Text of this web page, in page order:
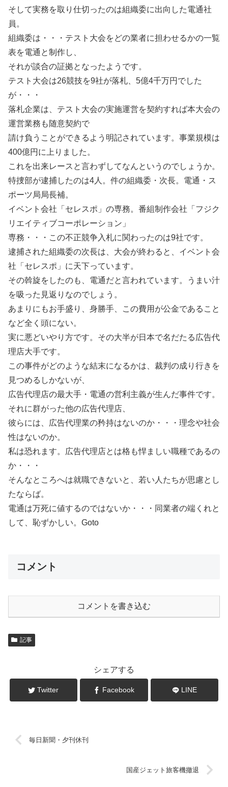
そして実務を取り仕切ったのは組織委に出向した電通社
員。
組織委は・・・テスト大会をどの業者に担わせるかの一覧
表を電通と制作し、
それが談合の証拠となったようです。
テスト大会は26競技を9社が落札、5億4千万円でした
が・・・
落札企業は、テスト大会の実施運営を契約すれば本大会の
運営業務も随意契約で
請け負うことができるよう明記されています。事業規模は
400億円に上りました。
これを出来レースと言わずしてなんというのでしょうか。
特捜部が逮捕したのは4人。件の組織委・次長。電通・ス
ポーツ局局長補。
イベント会社「セレスポ」の専務。番組制作会社「フジク
リエイティブコーポレーション」
専務・・・この不正競争入札に関わったのは9社です。
逮捕された組織委の次長は、大会が終わると、イベント会
社「セレスポ」に天下っています。
その斡旋をしたのも、電通だと言われています。うまい汁
を吸った見返りなのでしょう。
あまりにもお手盛り、身勝手、この費用が公金であること
など全く頭にない。
実に悪どいやり方です。その大半が日本で名だたる広告代
理店大手です。
この事件がどのような結末になるかは、裁判の成り行きを
見つめるしかないが、
広告代理店の最大手・電通の営利主義が生んだ事件です。
それに群がった他の広告代理店、
彼らには、広告代理業の矜持はないのか・・・理念や社会
性はないのか。
私は恐れます。広告代理店とは格も悍ましい職種であるの
か・・・
そんなところへは就職できないと、若い人たちが思慮とし
たならば。
電通は万死に値するのではないか・・・同業者の端くれと
して、恥ずかしい。Goto
コメント
コメントを書き込む
記事
シェアする
Twitter Facebook LINE
毎日新聞・夕刊休刊
国産ジェット旅客機撤退